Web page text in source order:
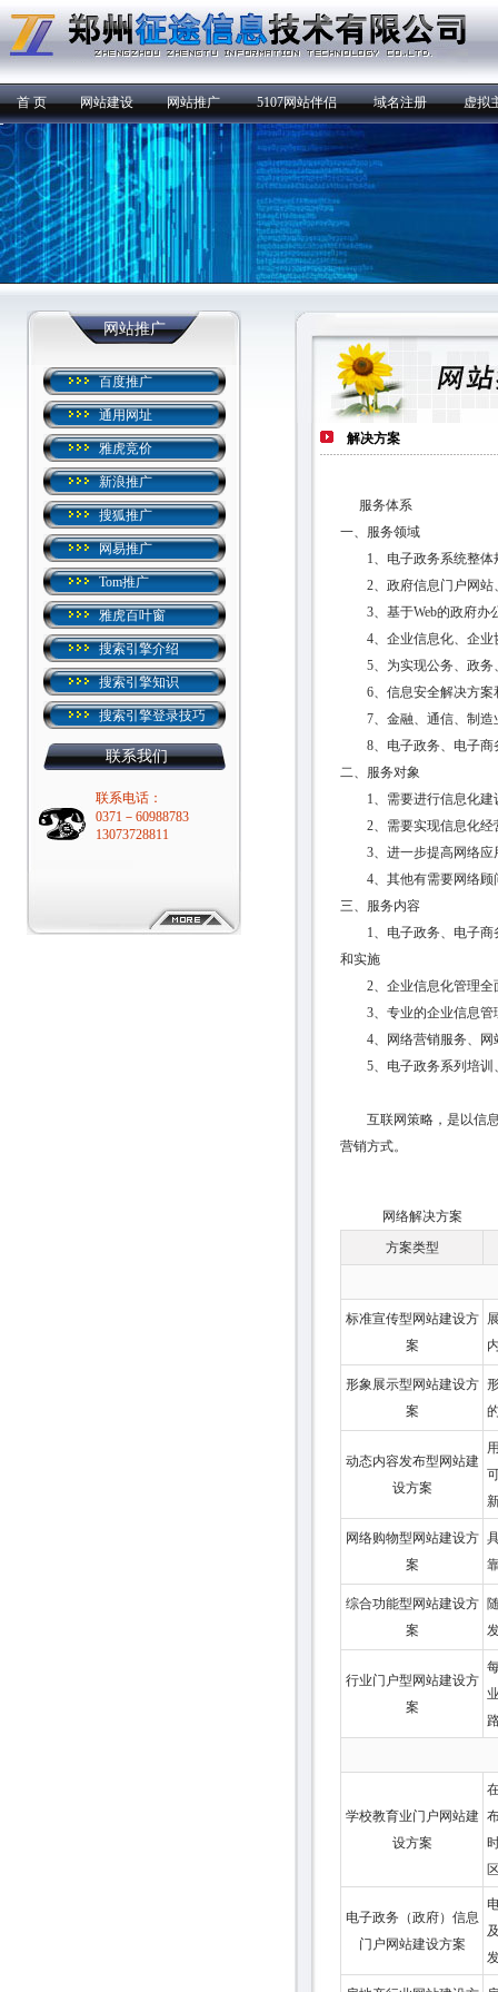
首 页 网站建设 网站推广 5107网站伴侣 域名注册 虚拟
网站推广
百度推广
通用网址
雅虎竞价
新浪推广
搜狐推广
网易推广
Tom推广
雅虎百叶窗
搜索引擎介绍
搜索引擎知识
搜索引擎登录技巧
联系我们
联系电话：
0371－60988783
13073728811
解决方案
服务体系
一、服务领域
1、电子政务系统整体
2、政府信息门户网站
3、基于Web的政府办
4、企业信息化、企业
5、为实现公务、政务
6、信息安全解决方案
7、金融、通信、制造
8、电子政务、电子商
二、服务对象
1、需要进行信息化建
2、需要实现信息化经
3、进一步提高网络应
4、其他有需要网络顾
三、服务内容
1、电子政务、电子商
和实施
2、企业信息化管理全
3、专业的企业信息管
4、网络营销服务、网
5、电子政务系列培训
互联网策略，是以信息
营销方式。
网络解决方案
方案类型
标准宣传型网站建设方
案
形象展示型网站建设方
案
动态内容发布型网站建
设方案
网络购物型网站建设方
案
综合功能型网站建设方
案
行业门户型网站建设方
案
学校教育业门户网站建
设方案
电子政务（政府）信息
门户网站建设方案